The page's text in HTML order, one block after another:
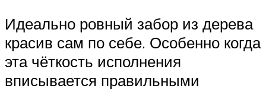
Идеально ровный забор из дерева
красив сам по себе. Особенно когда
эта чёткость исполнения
вписывается правильными